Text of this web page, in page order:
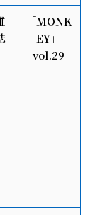
「MONK
EY」
vol.29